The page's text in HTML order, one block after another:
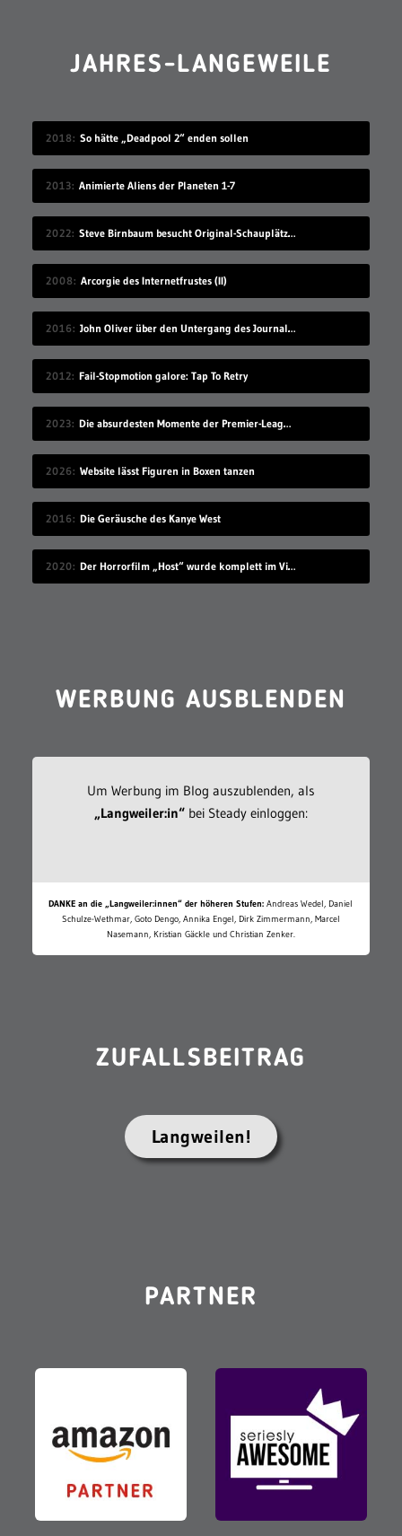
JAHRES-LANGEWEILE
2018 So hätte „Deadpool 2“ enden sollen
2013 Animierte Aliens der Planeten 1-7
2022 Steve Birnbaum besucht Original-Schauplätze von Musik-Fotografien
2008 Arcorgie des Internetfrustes (II)
2016 John Oliver über den Untergang des Journalismus
2012 Fail-Stopmotion galore: Tap To Retry
2023 Die absurdesten Momente der Premier-League-Saison 22/23
2026 Website lässt Figuren in Boxen tanzen
2016 Die Geräusche des Kanye West
2020 Der Horrorfilm „Host“ wurde komplett im Videochat-Tool Zoom gedreht
WERBUNG AUSBLENDEN
Um Werbung im Blog auszublenden, als
„Langweiler:in“bei Steady einloggen:
DANKE an die „Langweiler:innen“ der höheren Stufen: Andreas Wedel, Daniel
Schulze-Wethmar, Goto Dengo, Annika Engel, Dirk Zimmermann, Marcel
Nasemann, Kristian Gäckle und Christian Zenker.
ZUFALLSBEITRAG
Langweilen!
PARTNER